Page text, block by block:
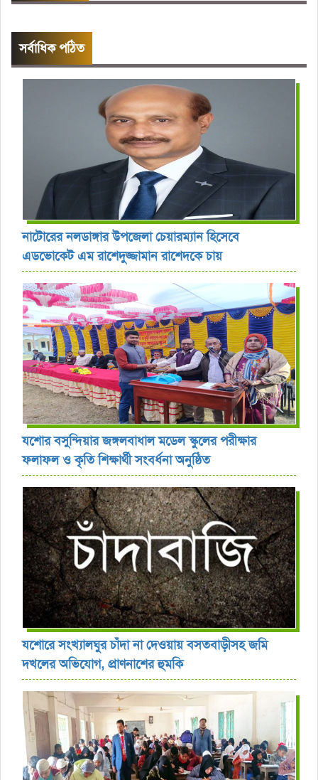
সর্বাধিক পঠিত
নাটোরের নলডাঙ্গার উপজেলা চেয়ারম্যান হিসেবে
এডভোকেট এম রাশেদুজ্জামান রাশেদকে চায়
যশোর বসুন্দিয়ার জঙ্গলবাধাল মডেল স্কুলের পরীক্ষার
ফলাফল ও কৃতি শিক্ষার্থী সংবর্ধনা অনুষ্ঠিত
যশোরে সংখ্যালঘুর চাঁদা না দেওয়ায় বসতবাড়ীসহ জমি
দখলের অভিযোগ, প্রাণনাশের হুমকি